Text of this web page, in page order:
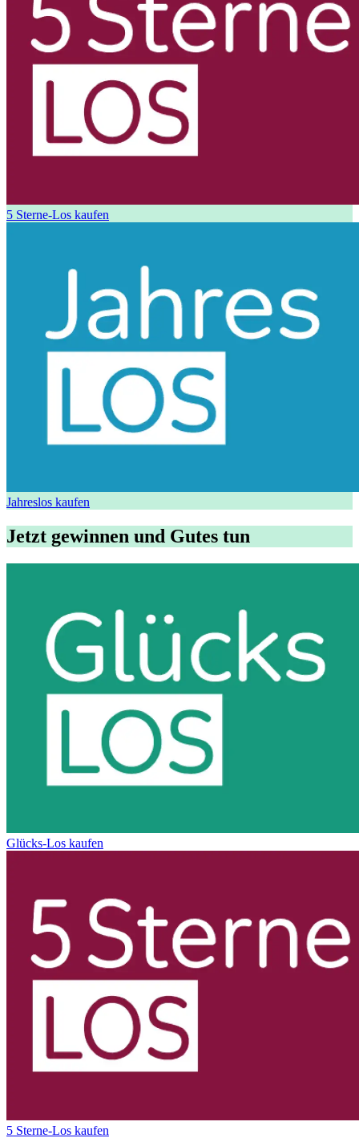
5 Sterne-Los kaufen
Jahreslos kaufen
Jetzt gewinnen und Gutes tun
Glücks-Los kaufen
5 Sterne-Los kaufen